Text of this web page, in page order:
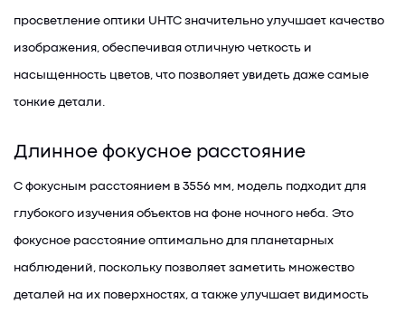
просветление оптики UHTC значительно улучшает качество
изображения, обеспечивая отличную четкость и
насыщенность цветов, что позволяет увидеть даже самые
тонкие детали.
Длинное фокусное расстояние
С фокусным расстоянием в 3556 мм, модель подходит для
глубокого изучения объектов на фоне ночного неба. Это
фокусное расстояние оптимально для планетарных
наблюдений, поскольку позволяет заметить множество
деталей на их поверхностях, а также улучшает видимость